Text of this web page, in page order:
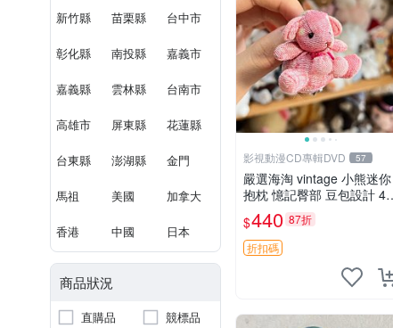
新竹縣 苗栗縣 台中市
彰化縣 南投縣 嘉義市
嘉義縣 雲林縣 台南市
高雄市 屏東縣 花蓮縣
台東縣 澎湖縣 金門
馬祖 美國 加拿大
香港 中國 日本
商品狀況
直購品
競標品
影視動漫CD專輯DVD 57
嚴選海淘 vintage 小熊迷你
抱枕 憶記臀部 豆包設計 4c
m 高 推薦收藏 迷你豆包小
熊、高臀部、豆袋抱枕
$440 87折
折扣碼